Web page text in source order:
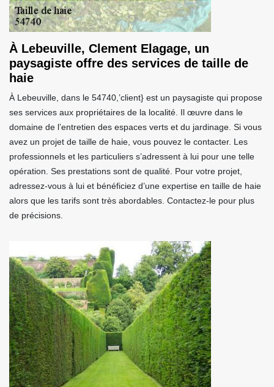
À Lebeuville, Clement Elagage, un
paysagiste offre des services de taille de
haie
À Lebeuville, dans le 54740,’client} est un paysagiste qui propose
ses services aux propriétaires de la localité. Il œuvre dans le
domaine de l’entretien des espaces verts et du jardinage. Si vous
avez un projet de taille de haie, vous pouvez le contacter. Les
professionnels et les particuliers s’adressent à lui pour une telle
opération. Ses prestations sont de qualité. Pour votre projet,
adressez-vous à lui et bénéficiez d’une expertise en taille de haie
alors que les tarifs sont très abordables. Contactez-le pour plus
de précisions.